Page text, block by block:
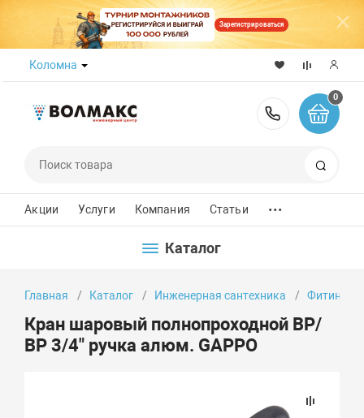
Зарегистрироваться
Коломна
8 (800)
0
Акции Услуги Компания Статьи ...
Каталог
Главная Каталог Инженерная сантехника Фитинги
Кран шаровый полнопроходной ВР/
ВР 3/4" ручка алюм. GAPPO